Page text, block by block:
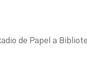
de Papel a